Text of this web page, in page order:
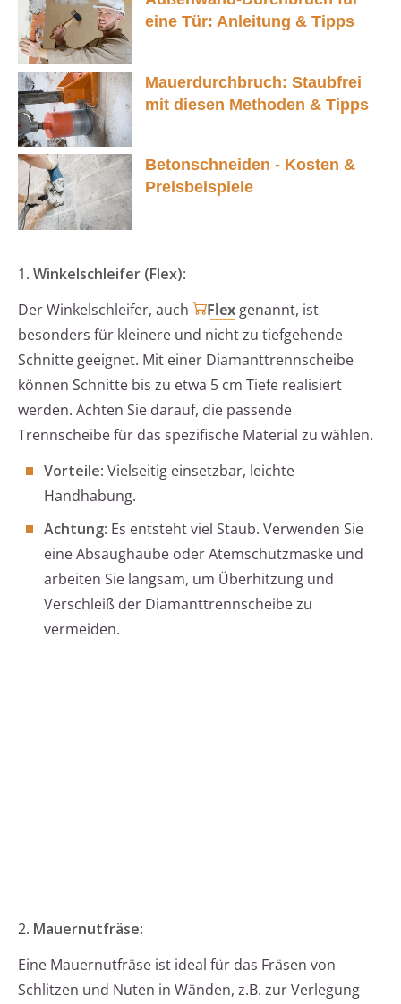
eine Tür: Anleitung & Tipps
Mauerdurchbruch: Staubfrei
mit diesen Methoden & Tipps
Betonschneiden - Kosten &
Preisbeispiele
1. Winkelschleifer (Flex):
Der Winkelschleifer, auch
Flex genannt, ist
besonders für kleinere und nicht zu tiefgehende
Schnitte geeignet. Mit einer Diamanttrennscheibe
können Schnitte bis zu etwa 5 cm Tiefe realisiert
werden. Achten Sie darauf, die passende
Trennscheibe für das spezifische Material zu wählen.
Vorteile: Vielseitig einsetzbar, leichte
Handhabung.
Achtung: Es entsteht viel Staub. Verwenden Sie
eine Absaughaube oder Atemschutzmaske und
arbeiten Sie langsam, um Überhitzung und
Verschleiß der Diamanttrennscheibe zu
vermeiden.
2. Mauernutfräse:
Eine Mauernutfräse ist ideal für das Fräsen von
Schlitzen und Nuten in Wänden, z.B. zur Verlegung